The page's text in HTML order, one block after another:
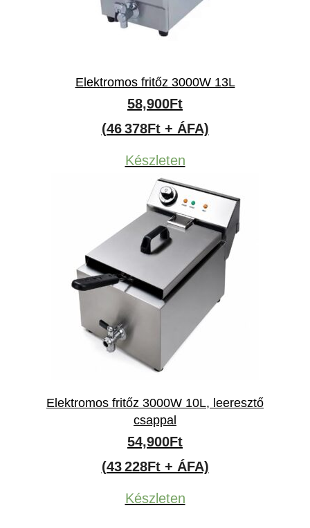
Elektromos fritőz 3000W 13L
58,900Ft
(46 378Ft + ÁFA)
Készleten
Elektromos fritőz 3000W 10L, leeresztő
csappal
54,900Ft
(43 228Ft + ÁFA)
Készleten